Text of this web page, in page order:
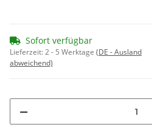
Sofort verfügbar
Lieferzeit:2 - 5 Werktage (DE - Ausland
abweichend)